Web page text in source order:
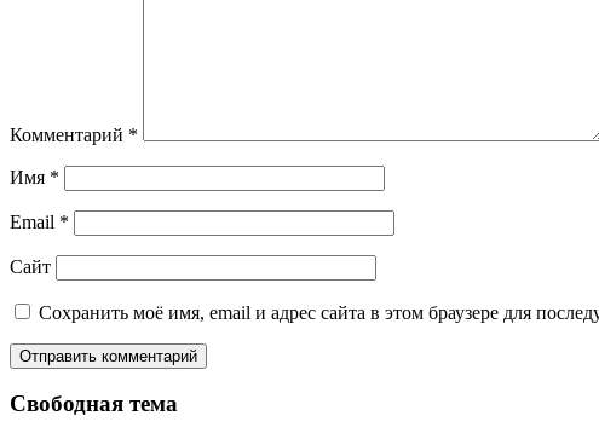
Комментарий *
Имя *
Email *
Сайт
Сохранить моё имя, email и адрес сайта в этом браузере для
Свободная тема